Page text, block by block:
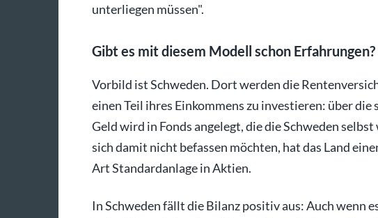
unterliegen müssen".
Gibt es mit diesem Modell schon Erfahrungen?
Vorbild ist Schweden. Dort werden die
einen Teil ihres Einkommens zu investieren: über
Geld wird in Fonds angelegt, die die Schweden
sich damit nicht befassen möchten, hat das Land
Art Standardanlage in Aktien.
In Schweden fällt die Bilanz positiv aus: Auch wenn